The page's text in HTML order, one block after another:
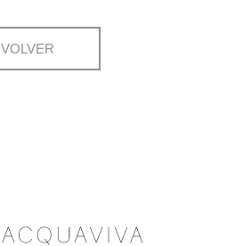
VOLVER